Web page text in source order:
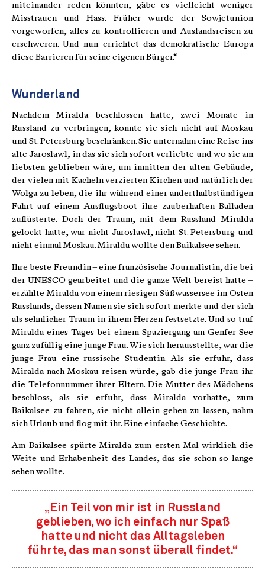
miteinander reden könnten, gäbe es vielleicht weniger
Misstrauen und Hass. Früher wurde der Sowjetunion
vorgeworfen, alles zu kontrollieren und Auslandsreisen zu
erschweren. Und nun errichtet das demokratische Europa
diese Barrieren für seine eigenen Bürger.“
Wunderland
Nachdem Miralda beschlossen hatte, zwei Monate in
Russland zu verbringen, konnte sie sich nicht auf Moskau
und St. Petersburg beschränken. Sie unternahm eine Reise ins
alte Jaroslawl, in das sie sich sofort verliebte und wo sie am
liebsten geblieben wäre, um inmitten der alten Gebäude,
der vielen mit Kacheln verzierten Kirchen und natürlich der
Wolga zu leben, die ihr während einer anderthalbstündigen
Fahrt auf einem Ausflugsboot ihre zauberhaften Balladen
zuflüsterte. Doch der Traum, mit dem Russland Miralda
gelockt hatte, war nicht Jaroslawl, nicht St. Petersburg und
nicht einmal Moskau. Miralda wollte den Baikalsee sehen.
Ihre beste Freundin – eine französische Journalistin, die bei
der UNESCO gearbeitet und die ganze Welt bereist hatte –
erzählte Miralda von einem riesigen Süßwassersee im Osten
Russlands, dessen Namen sie sich sofort merkte und der sich
als sehnlicher Traum in ihrem Herzen festsetzte. Und so traf
Miralda eines Tages bei einem Spaziergang am Genfer See
ganz zufällig eine junge Frau. Wie sich herausstellte, war die
junge Frau eine russische Studentin. Als sie erfuhr, dass
Miralda nach Moskau reisen würde, gab die junge Frau ihr
die Telefonnummer ihrer Eltern. Die Mutter des Mädchens
beschloss, als sie erfuhr, dass Miralda vorhatte, zum
Baikalsee zu fahren, sie nicht allein gehen zu lassen, nahm
sich Urlaub und flog mit ihr. Eine einfache Geschichte.
Am Baikalsee spürte Miralda zum ersten Mal wirklich die
Weite und Erhabenheit des Landes, das sie schon so lange
sehen wollte.
„Ein Teil von mir ist in Russland
geblieben, wo ich einfach nur Spaß
hatte und nicht das Alltagsleben
führte, das man sonst überall findet.“